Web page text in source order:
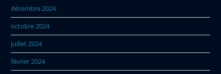
décembre 2024
octobre 2024
juillet 2024
février 2024